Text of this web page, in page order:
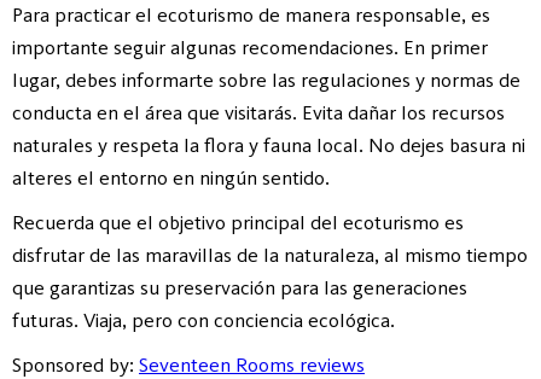
Para practicar el ecoturismo de manera responsable, es
importante seguir algunas recomendaciones. En primer
lugar, debes informarte sobre las regulaciones y normas de
conducta en el área que visitarás. Evita dañar los recursos
naturales y respeta la flora y fauna local. No dejes basura ni
alteres el entorno en ningún sentido.
Recuerda que el objetivo principal del ecoturismo es
disfrutar de las maravillas de la naturaleza, al mismo tiempo
que garantizas su preservación para las generaciones
futuras. Viaja, pero con conciencia ecológica.
Sponsored by: Seventeen Rooms reviews